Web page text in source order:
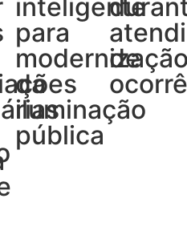
inteligente
para
da
iluminação
pública
de